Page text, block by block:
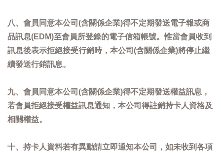
八、會員同意本公司(含關係企業)得不定期發送電子報或商
品訊息(EDM)至會員所登錄的電子信箱帳號。惟當會員收到
訊息後表示拒絕接受行銷時，本公司(含關係企業)將停止繼
續發送行銷訊息。
九、會員同意本公司(含關係企業)得不定期發送權益訊息，
若會員拒絕接受權益訊息通知，本公司得註銷持卡人資格及
相關權益。
十、持卡人資料若有異動請立即通知本公司，如未收到各項